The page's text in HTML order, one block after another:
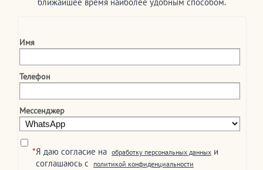
Имя
Телефон
Мессенджер
*Я даю согласие на обработку персональных данных и
соглашаюсь c
политикой конфиденциальности